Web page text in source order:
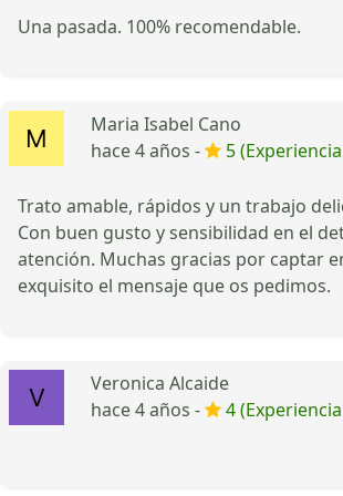
Una pasada. 100% recomendable.
Maria Isabel Cano
hace 4 años -
5
Trato amable, rápidos y un trabajo
Con buen gusto y sensibilidad en el
atención. Muchas gracias por captar
exquisito el mensaje que os pedimos.
Veronica Alcaide
hace 4 años -
4